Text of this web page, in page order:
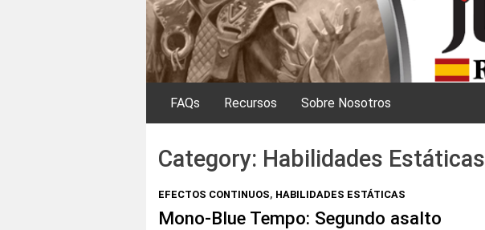
FAQs Recursos Sobre Nosotros
Category: Habilidades Estáticas
EFECTOS CONTINUOS, HABILIDADES ESTÁTICAS
Mono-Blue Tempo: Segundo asalto